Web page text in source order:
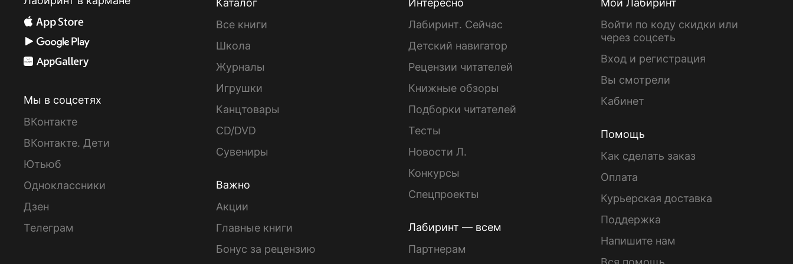
Мы в соцсетях
ВКонтакте
ВКонтакте. Дети
Ютьюб
Одноклассники
Дзен
Телеграм
Каталог
Все книги
Школа
Журналы
Игрушки
Канцтовары
CD/DVD
Сувениры
Важно
Акции
Главные книги
Бонус за рецензию
Интересно
Лабиринт. Сейчас
Детский навигатор
Рецензии читателей
Книжные обзоры
Подборки читателей
Тесты
Новости Л.
Конкурсы
Спецпроекты
Лабиринт — всем
Партнерам
Мой Лабиринт
Войти по коду скидки или
через соцсеть
Вход и регистрация
Вы смотрели
Кабинет
Помощь
Как сделать заказ
Оплата
Курьерская доставка
Поддержка
Напишите нам